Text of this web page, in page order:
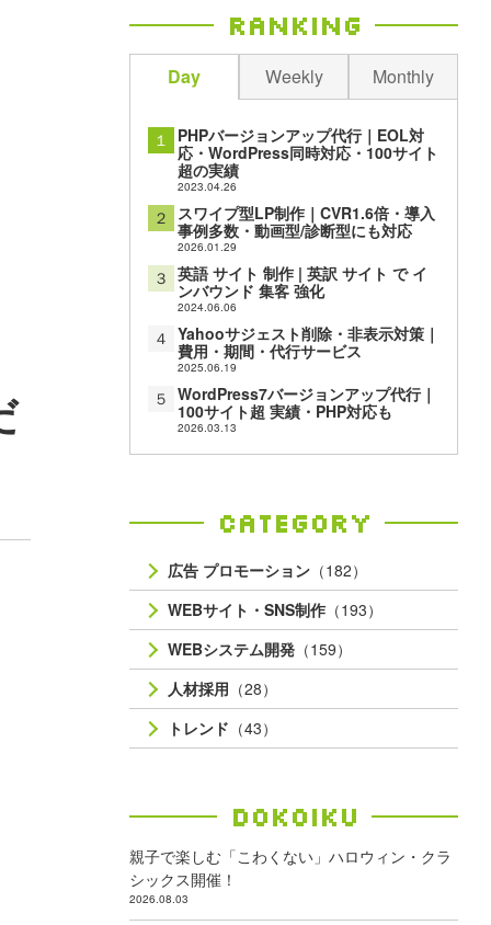
Ranking
Day Weekly Monthly
１ PHPバージョンアップ代行｜EOL対
応・WordPress同時対応・100サイト
超の実績
2023.04.26
２ スワイプ型LP制作｜CVR1.6倍・導入
事例多数・動画型/診断型にも対応
2026.01.29
３ 英語 サイト 制作 | 英訳 サイト で イ
ンバウンド 集客 強化
2024.06.06
４ Yahooサジェスト削除・非表示対策｜
費用・期間・代行サービス
2025.06.19
５ WordPress7バージョンアップ代行｜
100サイト超 実績・PHP対応も
2026.03.13
Category
広告 プロモーション （182）
WEBサイト・SNS制作 （193）
WEBシステム開発 （159）
人材採用 （28）
トレンド （43）
Dokoiku
親子で楽しむ「こわくない」ハロウィン・クラ
シックス開催！
2026.08.03